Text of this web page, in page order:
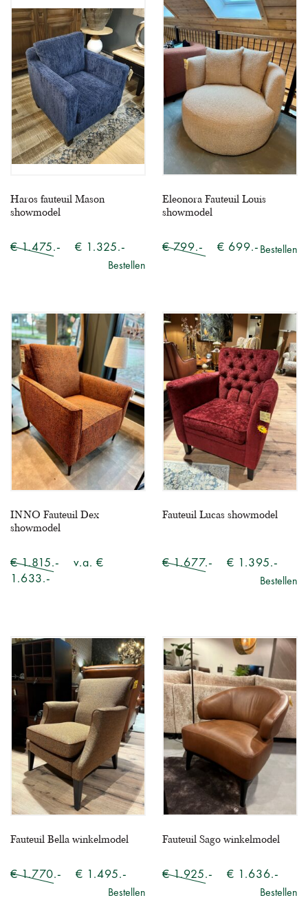
Haros fauteuil Mason
showmodel
€ 1.475.- € 1.325.-
Bestellen
Eleonora Fauteuil Louis
showmodel
€ 799.- € 699.- Bestellen
INNO Fauteuil Dex
showmodel
€ 1.815.-
v.a. €
1.633.-
Fauteuil Lucas showmodel
€ 1.677.- € 1.395.-
Bestellen
Fauteuil Bella winkelmodel
€ 1.770.- € 1.495.-
Bestellen
Fauteuil Sago winkelmodel
€ 1.925.- € 1.636.-
Bestellen